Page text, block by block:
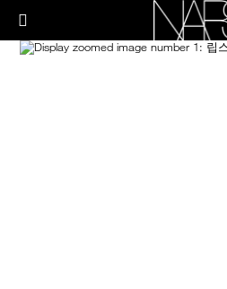
main
content
나
Image